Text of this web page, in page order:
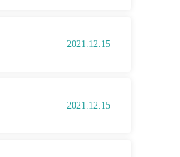
2021.12.15
2021.12.15